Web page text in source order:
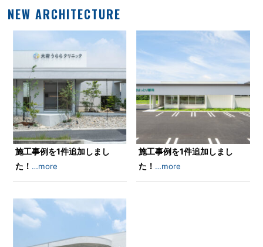
NEW ARCHITECTURE
施工事例を1件追加しまし
た！ …more
施工事例を1件追加しまし
た！ …more